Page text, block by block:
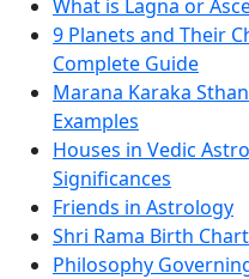
What is Lagna or
9 Planets and Their
Complete Guide
Marana Karaka
Examples
Houses in Vedic
Significances
Friends in Astrology
Shri Rama Birth
Philosophy